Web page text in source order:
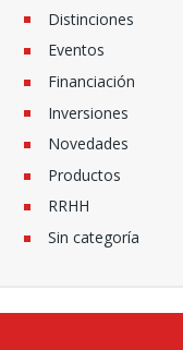
Distinciones
Eventos
Financiación
Inversiones
Novedades
Productos
RRHH
Sin categoría